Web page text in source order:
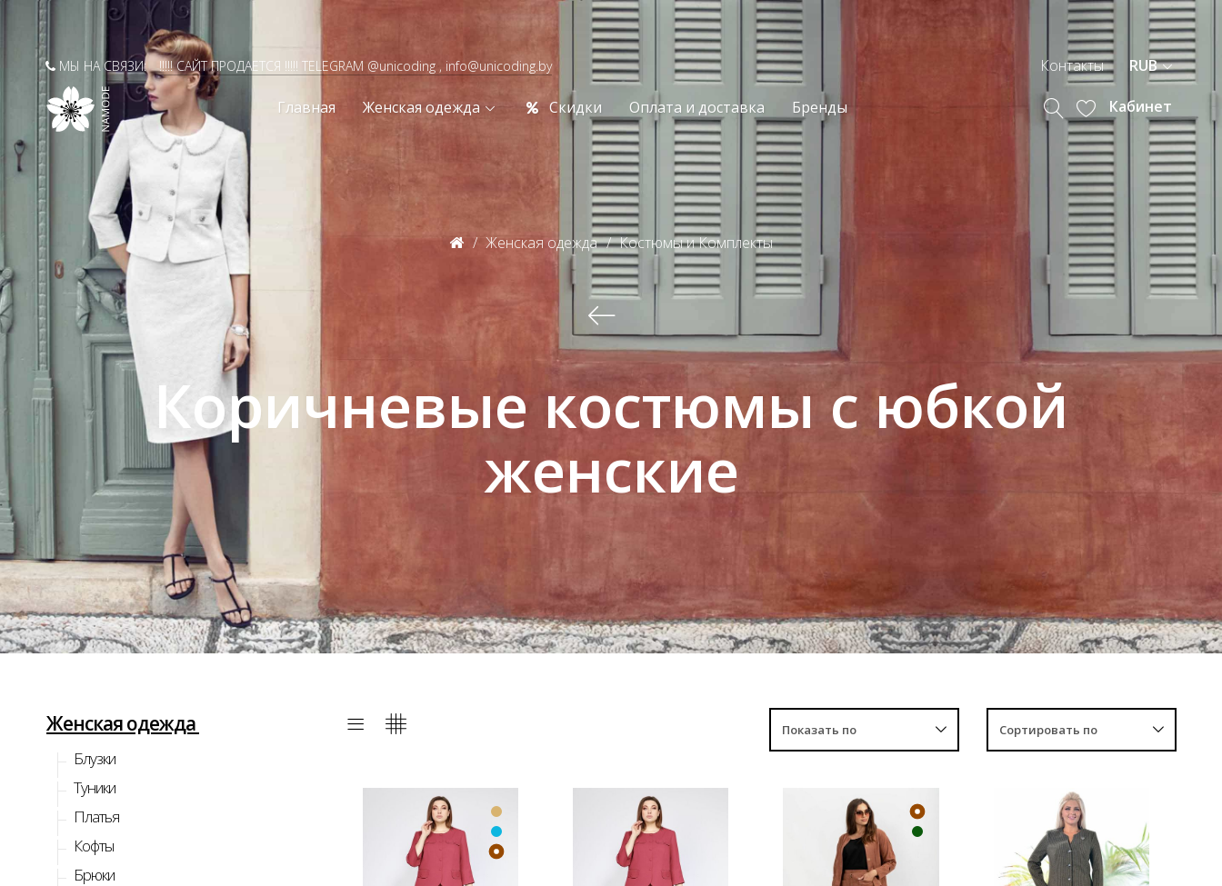
МЫ НА СВЯЗИ: !!!!! САЙТ ПРОДАЕТСЯ !!!!! TELEGRAM @unicoding , info@unicoding.by Контакты RUB
Главная Женская одежда Скидки Оплата и доставка Бренды Кабинет
Женская одежда Костюмы и Комплекты
Коричневые костюмы с юбкой
женские
Женская одежда
Блузки
Туники
Платья
Кофты
Брюки